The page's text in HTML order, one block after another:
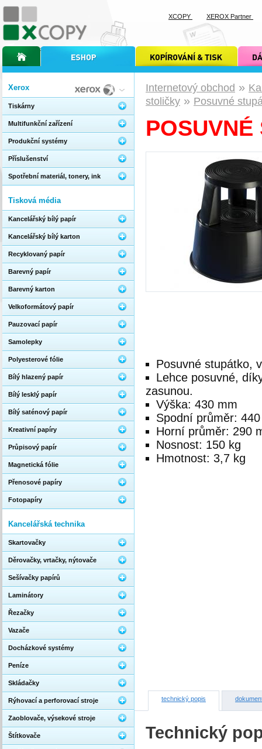
Internetový obchod »
stoličky » Posuvné
Posuvné stupátko,
Lehce posuvné,
zasunou.
Výška: 430 mm
Spodní průměr:
Horní průměr: 290
Nosnost: 150 kg
Hmotnost: 3,7 kg
technický popis
Technický
Xerox
Tiskárny
Multifunkční zařízení
Produkční systémy
Příslušenství
Spotřební materiál, tonery, ink
Tisková média
Kancelářský bílý papír
Kancelářský bílý karton
Recyklovaný papír
Barevný papír
Barevný karton
Velkoformátový papír
Pauzovací papír
Samolepky
Polyesterové fólie
Bílý hlazený papír
Bílý lesklý papír
Bílý saténový papír
Kreativní papíry
Průpisový papír
Magnetická fólie
Přenosové papíry
Fotopapíry
Kancelářská technika
Skartovačky
Děrovačky, vrtačky, nýtovače
Sešívačky papírů
Laminátory
Řezačky
Vazače
Docházkové systémy
Peníze
Skládačky
Rýhovací a perforovací stroje
Zaoblovače, výsekové stroje
Štítkovače
úvodní stránka xcopyinternetový obchod xcopy kopírování a tisk xcopy dárkové
XCOPY XEROX Partner